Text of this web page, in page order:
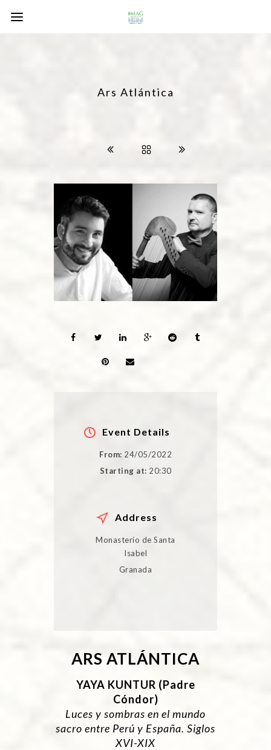
Ars Atlántica
Event Details
From: 24/05/2022
Starting at: 20:30
Address
Monasterio de Santa
Isabel
Granada
ARS ATLÁNTICA
YAYA KUNTUR (Padre
Cóndor)
Luces y sombras en el mundo
sacro entre Perú y España. Siglos
XVI-XIX